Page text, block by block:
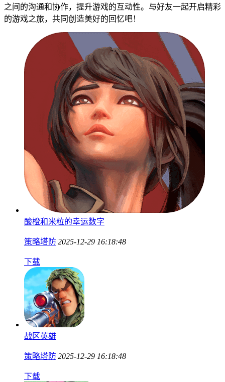
之间的沟通和协作，提升游戏的互动性。与好友一起开启精彩
的游戏之旅，共同创造美好的回忆吧！
酸橙和米粒的幸运数字
策略塔防|2025-12-29 16:18:48
下载
战区英雄
策略塔防|2025-12-29 16:18:48
下载